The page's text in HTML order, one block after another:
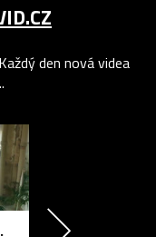
den nová videa